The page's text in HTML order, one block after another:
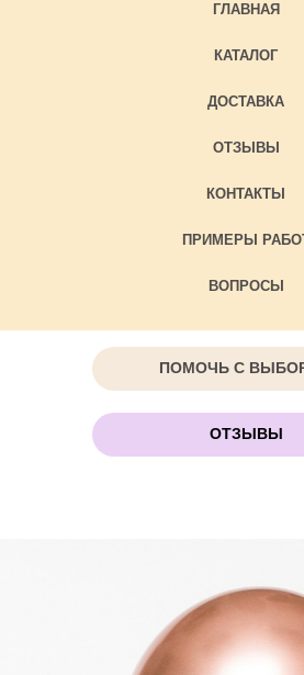
ГЛАВНАЯ
КАТАЛОГ
ДОСТАВКА
ОТЗЫВЫ
КОНТАКТЫ
ПРИМЕРЫ
ВОПРОСЫ
ПОМОЧЬ С
ОТЗЫВЫ